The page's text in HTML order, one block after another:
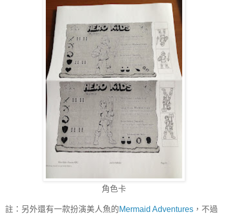
角色卡
註：另外還有一款扮演美人魚的Mermaid Adventures ，不過